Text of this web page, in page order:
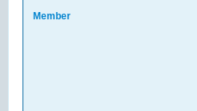
Member